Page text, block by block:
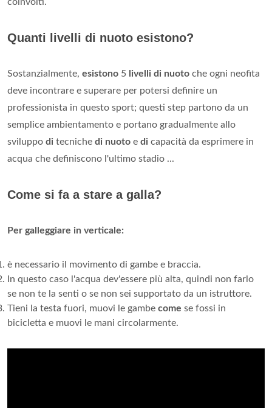
coinvolti.
Quanti livelli di nuoto esistono?
Sostanzialmente, esistono 5 livelli di nuoto che ogni neofita
deve incontrare e superare per potersi definire un
professionista in questo sport; questi step partono da un
semplice ambientamento e portano gradualmente allo
sviluppo di tecniche di nuoto e di capacità da esprimere in
acqua che definiscono l'ultimo stadio ...
Come si fa a stare a galla?
Per galleggiare in verticale:
è necessario il movimento di gambe e braccia.
In questo caso l'acqua dev'essere più alta, quindi non farlo
se non te la senti o se non sei supportato da un istruttore.
Tieni la testa fuori, muovi le gambe come se fossi in
bicicletta e muovi le mani circolarmente.